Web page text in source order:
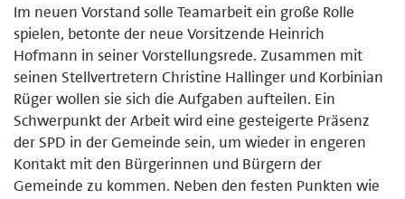
Im neuen Vorstand solle Teamarbeit ein große Rolle
spielen, betonte der neue Vorsitzende Heinrich
Hofmann in seiner Vorstellungsrede. Zusammen mit
seinen Stellvertretern Christine Hallinger und Korbinian
Rüger wollen sie sich die Aufgaben aufteilen. Ein
Schwerpunkt der Arbeit wird eine gesteigerte Präsenz
der SPD in der Gemeinde sein, um wieder in engeren
Kontakt mit den Bürgerinnen und Bürgern der
Gemeinde zu kommen. Neben den festen Punkten wie